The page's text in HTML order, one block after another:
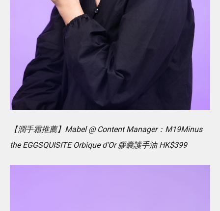
【潤手霜推薦】Mabel @ Content Manager：M19Minus
the EGGSQUISITE Orbique d’Or 膠囊護手油 HK$399